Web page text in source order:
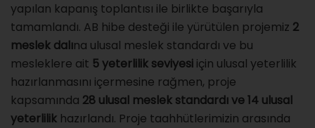
yapılan kapanış toplantısı ile birlikte başarıyla
tamamlandı. AB hibe desteği ile yürütülen projemiz 2
meslek dalına ulusal meslek standardı ve bu
mesleklere ait 5 yeterlilik seviyesi için ulusal yeterlilik
hazırlanmasını içermesine rağmen, proje
kapsamında 28 ulusal meslek standardı ve 14 ulusal
yeterlilik hazırlandı. Proje taahhütlerimizin arasında